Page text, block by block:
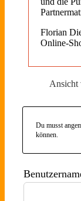
Florian
Online-
Ansicht
Du musst
können.